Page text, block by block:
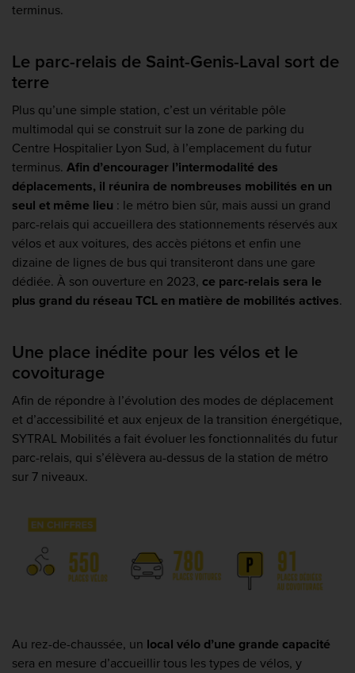
terminus.
Le parc-relais de Saint-Genis-Laval sort de
terre
Plus qu’une simple station, c’est un véritable pôle
multimodal qui se construit sur la zone de parking du
Centre Hospitalier Lyon Sud, à l’emplacement du futur
terminus. Afin d’encourager l’intermodalité des
déplacements, il réunira de nombreuses mobilités en un
seul et même lieu : le métro bien sûr, mais aussi un grand
parc-relais qui accueillera des stationnements réservés aux
vélos et aux voitures, des accès piétons et enfin une
dizaine de lignes de bus qui transiteront dans une gare
dédiée. À son ouverture en 2023, ce parc-relais sera le
plus grand du réseau TCL en matière de mobilités actives.
Une place inédite pour les vélos et le
covoiturage
Afin de répondre à l’évolution des modes de déplacement
et d’accessibilité et aux enjeux de la transition énergétique,
SYTRAL Mobilités a fait évoluer les fonctionnalités du futur
parc-relais, qui s’élèvera au-dessus de la station de métro
sur 7 niveaux.
Au rez-de-chaussée, un local vélo d’une grande capacité
sera en mesure d’accueillir tous les types de vélos, y